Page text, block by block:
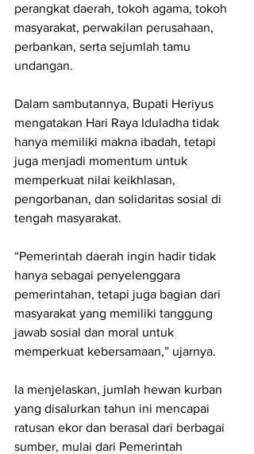
perangkat daerah, tokoh agama, tokoh
masyarakat, perwakilan perusahaan,
perbankan, serta sejumlah tamu
undangan.
Dalam sambutannya, Bupati Heriyus
mengatakan Hari Raya Iduladha tidak
hanya memiliki makna ibadah, tetapi
juga menjadi momentum untuk
memperkuat nilai keikhlasan,
pengorbanan, dan solidaritas sosial di
tengah masyarakat.
“Pemerintah daerah ingin hadir tidak
hanya sebagai penyelenggara
pemerintahan, tetapi juga bagian dari
masyarakat yang memiliki tanggung
jawab sosial dan moral untuk
memperkuat kebersamaan,” ujarnya.
Ia menjelaskan, jumlah hewan kurban
yang disalurkan tahun ini mencapai
ratusan ekor dan berasal dari berbagai
sumber, mulai dari Pemerintah